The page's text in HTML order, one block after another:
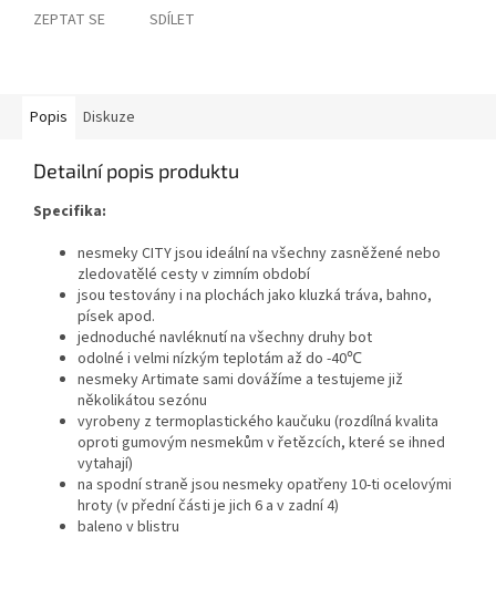
ZEPTAT SE SDÍLET
Popis Diskuze
Detailní popis produktu
Specifika:
nesmeky CITY jsou ideální na všechny zasněžené nebo
zledovatělé cesty v zimním období
jsou testovány i na plochách jako kluzká tráva, bahno,
písek apod.
jednoduché navléknutí na všechny druhy bot
odolné i velmi nízkým teplotám až do -40℃
nesmeky Artimate sami dovážíme a testujeme již
několikátou sezónu
vyrobeny z termoplastického kaučuku (rozdílná kvalita
oproti gumovým nesmekům v řetězcích, které se ihned
vytahají)
na spodní straně jsou nesmeky opatřeny 10-ti ocelovými
hroty (v přední části je jich 6 a v zadní 4)
baleno v blistru